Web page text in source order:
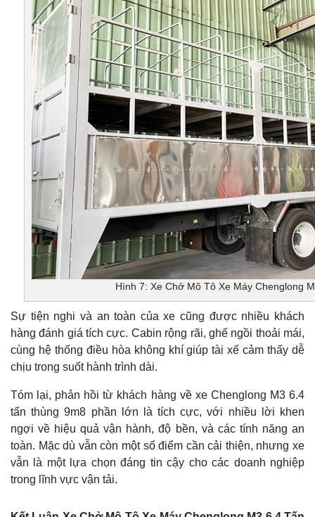
Hình 7: Xe Chở Mô Tô Xe Máy Chenglong
Sự tiện nghi và an toàn của xe cũng được nhiều khách
hàng đánh giá tích cực. Cabin rộng rãi, ghế ngồi thoải mái,
cùng hệ thống điều hòa không khí giúp tài xế cảm thấy dễ
chịu trong suốt hành trình dài.
Tóm lại, phản hồi từ khách hàng về xe Chenglong M3 6.4
tấn thùng 9m8 phần lớn là tích cực, với nhiều lời khen
ngợi về hiệu quả vận hành, độ bền, và các tính năng an
toàn. Mặc dù vẫn còn một số điểm cần cải thiện, nhưng xe
vẫn là một lựa chọn đáng tin cậy cho các doanh nghiệp
trong lĩnh vực vận tải.